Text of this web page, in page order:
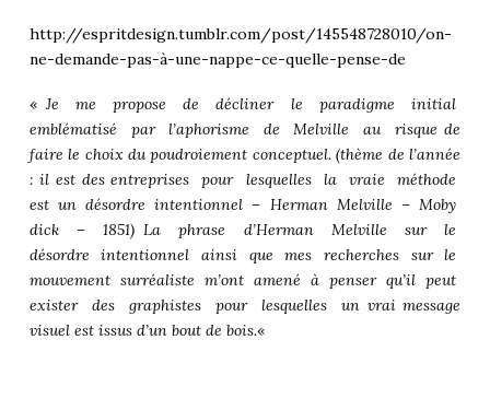
http://espritdesign.tumblr.com/post/145548728010/on-
ne-demande-pas-à-une-nappe-ce-quelle-pense-de
« Je me propose de décliner le paradigme initial
emblématisé par l’aphorisme de Melville au risque de
faire le choix du poudroiement conceptuel. (thème de l’année
: il est des entreprises pour lesquelles la vraie méthode
est un désordre intentionnel – Herman Melville – Moby
dick – 1851) La phrase d’Herman Melville sur le
désordre intentionnel ainsi que mes recherches sur le
mouvement surréaliste m’ont amené à penser qu’il peut
exister des graphistes pour lesquelles un vrai message
visuel est issus d’un bout de bois.«